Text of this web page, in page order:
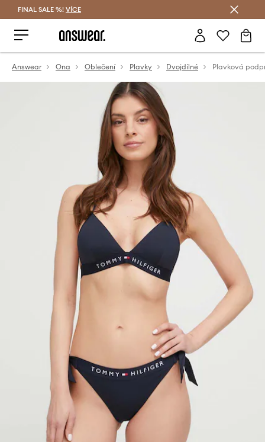
FINAL SALE %! VÍCE
Answear Ona Oblečení Plavky Dvojdílné